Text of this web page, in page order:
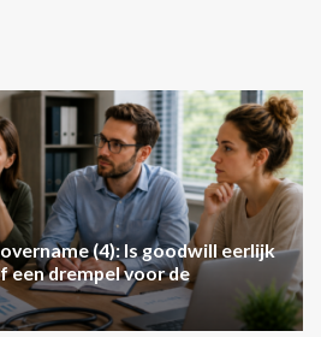
(4): Is goodwill eerlijk
een drempel voor de